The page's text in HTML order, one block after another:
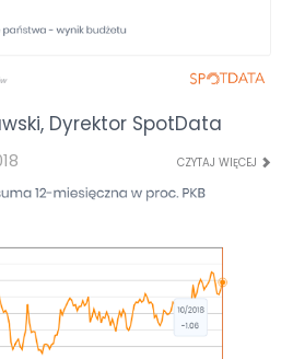
Dyrektor SpotData
CZYTAJ WIĘCEJ